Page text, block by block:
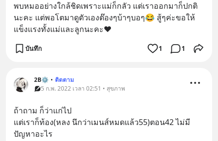
พบหมออย่างใกล้ชิดเพราะแม่ก็กลัว แต่เราออกมาก็ปกติ
นะคะ แต่พอโตมาดูตัวเองต๊องๆบ้าๆบอๆ😂 สู้ๆค่ะขอให้
แข็งแรงทั้งแม่และลูกนะคะ♥️
บันทึก 1 1
2B⚙ • ติดตาม
5 ก.พ. 2022 เวลา 02:51 • สุขภาพ
ถ้าถาม ก็ว่าแก่ไป
แต่เราก็ท้อง(หลง นึกว่าเมนส์หมดแล้ว55)ตอน42 ไม่มี
ปัญหาอะไร